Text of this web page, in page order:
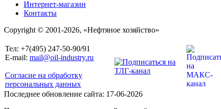
Интернет-магазин
Контакты
Copyright © 2001-2026, «Нефтяное хозяйство»
Тел: +7(495) 247-50-90/91
E-mail: mail@oil-industry.ru
Согласие на обработку
персональных данных
Последнее обновление сайта: 17-06-2026